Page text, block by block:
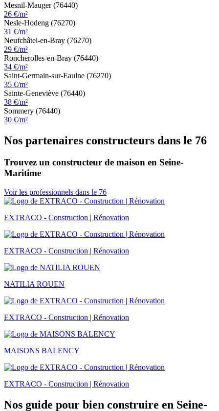
Mesnil-Mauger (76440)
26 €/m²
Nesle-Hodeng (76270)
31 €/m²
Neufchâtel-en-Bray (76270)
29 €/m²
Roncherolles-en-Bray (76440)
34 €/m²
Saint-Germain-sur-Eaulne (76270)
35 €/m²
Sainte-Geneviève (76440)
38 €/m²
Sommery (76440)
30 €/m²
Nos partenaires constructeurs dans le 76
Trouvez un constructeur de maison en Seine-
Maritime
Voir les professionnels dans le 76
EXTRACO - Construction | Rénovation
EXTRACO - Construction | Rénovation
NATILIA ROUEN
EXTRACO - Construction | Rénovation
MAISONS BALENCY
EXTRACO - Construction | Rénovation
Nos guide pour bien construire en Seine-